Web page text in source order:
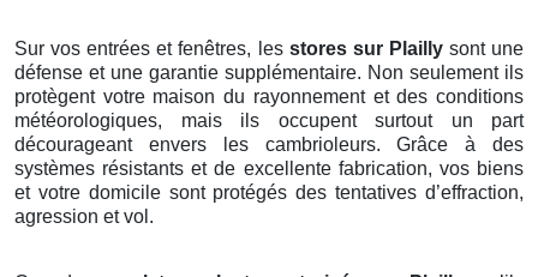
Sur vos entrées et fenêtres, les stores sur Plailly sont une
défense et une garantie supplémentaire. Non seulement ils
protègent votre maison du rayonnement et des conditions
météorologiques, mais ils occupent surtout un part
décourageant envers les cambrioleurs. Grâce à des
systèmes résistants et de excellente fabrication, vos biens
et votre domicile sont protégés des tentatives d’effraction,
agression et vol.